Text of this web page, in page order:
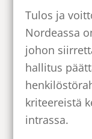
Tulos ja
Nordeassa
johon
hallitus
kriteereistä
intrassa.